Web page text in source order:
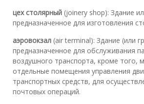
цех столярный (joinery shop): Здание
предназначенное для изготовления
аэровокзал (air terminal): Здание (или
предназначенное для обслуживания
воздушного транспорта, кроме того,
отдельные помещения управления
транспортных средств, для
почтовых операций.